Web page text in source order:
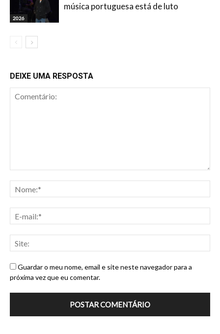
2026
música portuguesa está de luto
DEIXE UMA RESPOSTA
Guardar o meu nome, email e site neste navegador para a
próxima vez que eu comentar.